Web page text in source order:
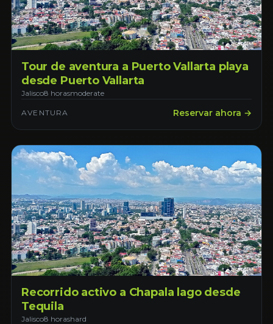
Tour de aventura a Puerto Vallarta playa
desde Puerto Vallarta
Jalisco8 horasmoderate
AVENTURA Reservar ahora →
Recorrido activo a Chapala lago desde
Tequila
Jalisco8 horashard